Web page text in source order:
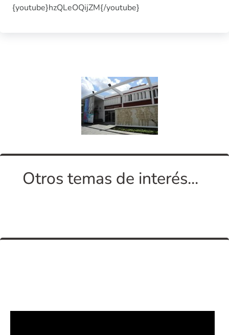
{youtube}hzQLeOQijZM{/youtube}
Otros temas de interés...